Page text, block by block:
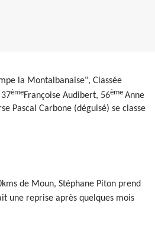
la Montalbanaise", Classée
èmeFrançoise Audibert, 56ème Anne
Pascal Carbone (déguisé) se classe
de Moun, Stéphane Piton prend
une reprise après quelques mois